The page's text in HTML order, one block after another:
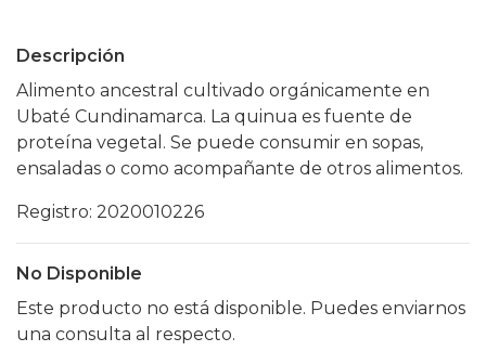
Descripción
Alimento ancestral cultivado orgánicamente en
Ubaté Cundinamarca. La quinua es fuente de
proteína vegetal. Se puede consumir en sopas,
ensaladas o como acompañante de otros alimentos.
Registro: 2020010226
No Disponible
Este producto no está disponible. Puedes enviarnos
una consulta al respecto.